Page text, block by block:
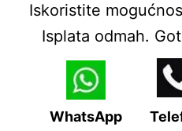
Iskoristite
Isplata odmah.
WhatsApp